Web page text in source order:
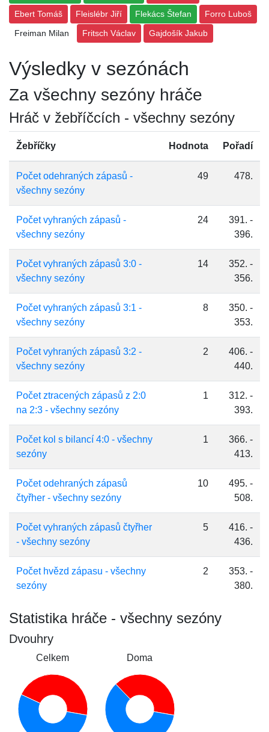
Ebert Tomáš Fleislébr Jiří Flekács Štefan Forro Luboš
Freiman Milan Fritsch Václav Gajdošík Jakub
Výsledky v sezónách
Za všechny sezóny hráče
Hráč v žebříčcích - všechny sezóny
Žebříčky Hodnota Pořadí
Počet odehraných zápasů -
všechny sezóny
49 478.
Počet vyhraných zápasů -
všechny sezóny
24
391. -
396.
Počet vyhraných zápasů 3:0 -
všechny sezóny
14
352. -
356.
Počet vyhraných zápasů 3:1 -
všechny sezóny
8
350. -
353.
Počet vyhraných zápasů 3:2 -
všechny sezóny
2
406. -
440.
Počet ztracených zápasů z 2:0
na 2:3 - všechny sezóny
1
312. -
393.
Počet kol s bilancí 4:0 - všechny
sezóny
1
366. -
413.
Počet odehraných zápasů
čtyřher - všechny sezóny
10
495. -
508.
Počet vyhraných zápasů čtyřher
- všechny sezóny
5
416. -
436.
Počet hvězd zápasu - všechny
sezóny
2
353. -
380.
Statistika hráče - všechny sezóny
Dvouhry
Celkem Doma